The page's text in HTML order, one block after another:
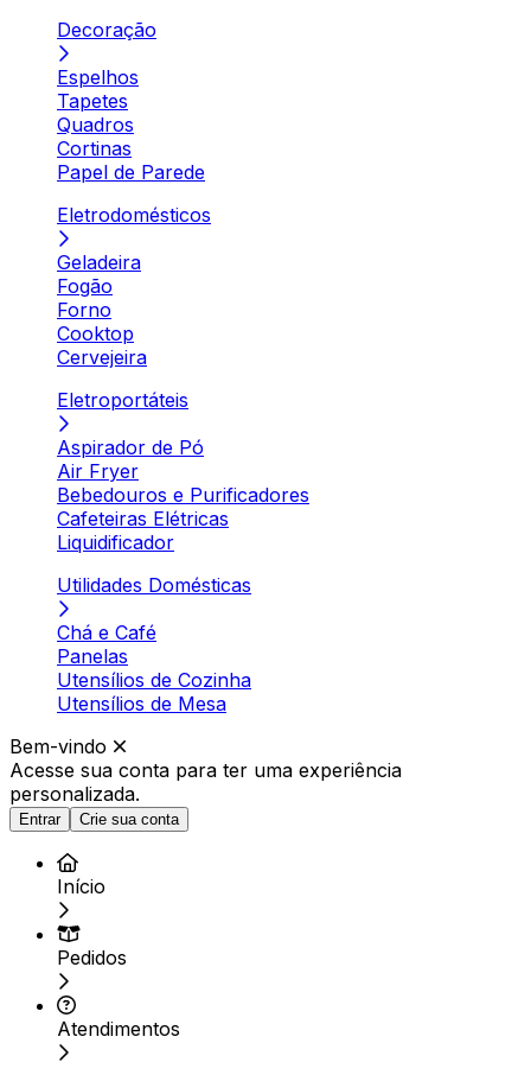
Decoração
Espelhos
Tapetes
Quadros
Cortinas
Papel de Parede
Eletrodomésticos
Geladeira
Fogão
Forno
Cooktop
Cervejeira
Eletroportáteis
Aspirador de Pó
Air Fryer
Bebedouros e Purificadores
Cafeteiras Elétricas
Liquidificador
Utilidades Domésticas
Chá e Café
Panelas
Utensílios de Cozinha
Utensílios de Mesa
Bem-vindo
Acesse sua conta para ter uma experiência
personalizada.
Entrar Crie sua conta
Início
Pedidos
Atendimentos